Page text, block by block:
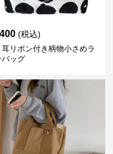
(税込)
耳リボン付き柄物小さめラ
バッグ